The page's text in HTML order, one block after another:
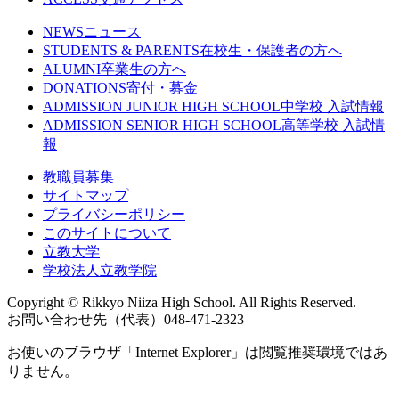
NEWSニュース
STUDENTS & PARENTS在校生・保護者の方へ
ALUMNI卒業生の方へ
DONATIONS寄付・募金
ADMISSION JUNIOR HIGH SCHOOL中学校 入試情報
ADMISSION SENIOR HIGH SCHOOL高等学校 入試情
報
教職員募集
サイトマップ
プライバシーポリシー
このサイトについて
立教大学
学校法人立教学院
Copyright © Rikkyo Niiza High School. All Rights Reserved.
お問い合わせ先（代表）048-471-2323
お使いのブラウザ「Internet Explorer」は閲覧推奨環境ではあ
りません。